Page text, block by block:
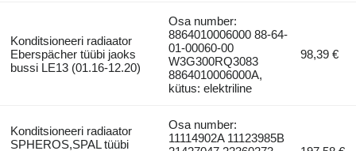
Konditsioneeri radiaator
Eberspächer tüübi jaoks
bussi LE13 (01.16-12.20)
Osa number:
8864010006000 88-64-
01-00060-00
W3G300RQ3083
8864010006000A,
kütus: elektriline
98,39 €
Konditsioneeri radiaator
SPHEROS,SPAL tüübi
Osa number:
11114902A 11123985B